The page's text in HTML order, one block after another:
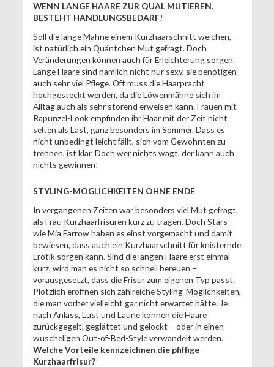
WENN LANGE HAARE ZUR QUAL MUTIEREN,
BESTEHT HANDLUNGSBEDARF!
Soll die lange Mähne einem Kurzhaarschnitt weichen,
ist natürlich ein Quäntchen Mut gefragt. Doch
Veränderungen können auch für Erleichterung sorgen.
Lange Haare sind nämlich nicht nur sexy, sie benötigen
auch sehr viel Pflege. Oft muss die Haarpracht
hochgesteckt werden, da die Löwenmähne sich im
Alltag auch als sehr störend erweisen kann. Frauen mit
Rapunzel-Look empfinden ihr Haar mit der Zeit nicht
selten als Last, ganz besonders im Sommer. Dass es
nicht unbedingt leicht fällt, sich vom Gewohnten zu
trennen, ist klar. Doch wer nichts wagt, der kann auch
nichts gewinnen!
STYLING-MÖGLICHKEITEN OHNE ENDE
In vergangenen Zeiten war besonders viel Mut gefragt,
als Frau Kurzhaarfrisuren kurz zu tragen. Doch Stars
wie Mia Farrow haben es einst vorgemacht und damit
bewiesen, dass auch ein Kurzhaarschnitt für knisternde
Erotik sorgen kann. Sind die langen Haare erst einmal
kurz, wird man es nicht so schnell bereuen –
vorausgesetzt, dass die Frisur zum eigenen Typ passt.
Plötzlich eröffnen sich zahlreiche Styling-Möglichkeiten,
die man vorher vielleicht gar nicht erwartet hätte. Je
nach Anlass, Lust und Laune können die Haare
zurückgegelt, geglättet und gelockt – oder in einen
wuscheligen Out-of-Bed-Style verwandelt werden.
Welche Vorteile kennzeichnen die pfiffige
Kurzhaarfrisur?